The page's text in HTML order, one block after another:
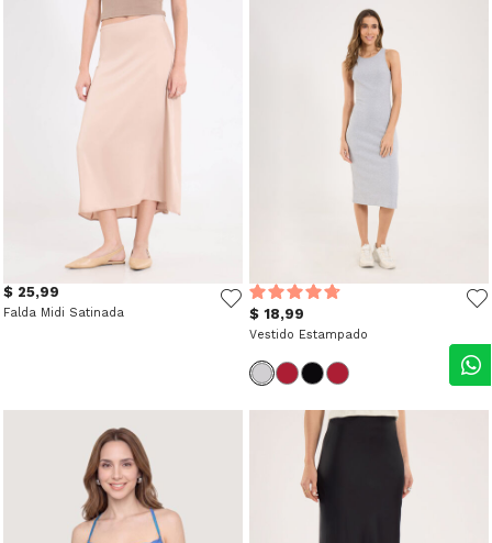
$ 25,99
Falda Midi Satinada $ 18,99
Vestido Estampado